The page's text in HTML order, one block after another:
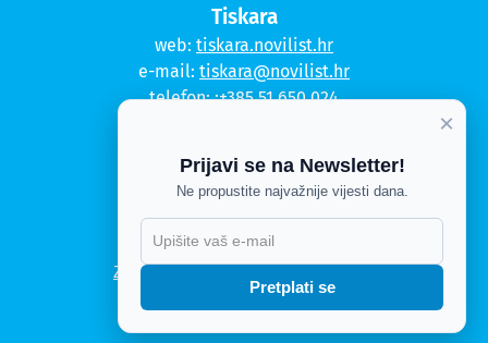
Tiskara
web: tiskara.novilist.hr
e-mail: tiskara@novilist.hr
telefon::+385 51 650 024
Kontakt
Politika privatnosti
Politika kolačića
Zahtjev za pristup informacijama
Impressum
×
Prijavi se na Newsletter!
Ne propustite najvažnije vijesti dana.
Pretplati se